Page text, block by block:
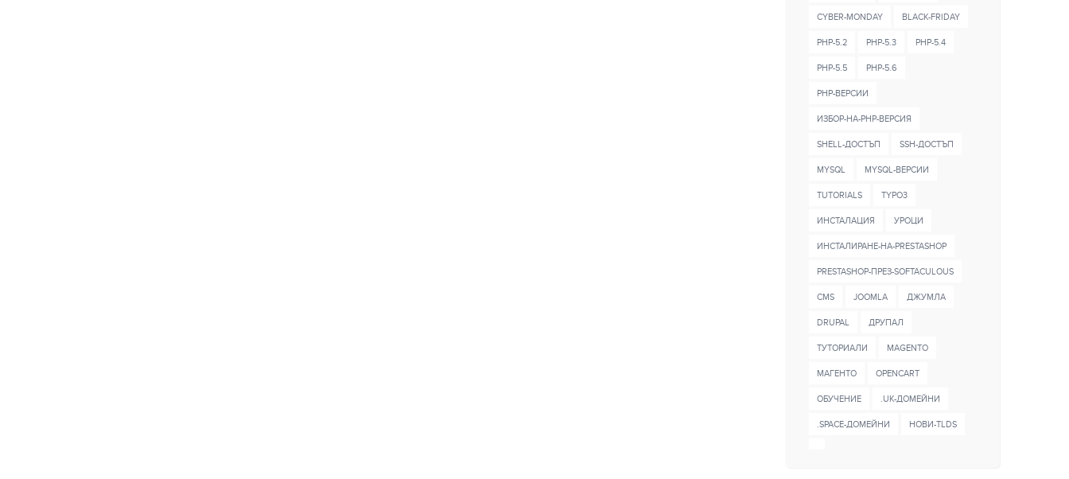
CYBER-MONDAY BLACK-FRIDAY
PHP-5.2 PHP-5.3 PHP-5.4
PHP-5.5 PHP-5.6
PHP-ВЕРСИИ
ИЗБОР-НА-PHP-ВЕРСИЯ
SHELL-ДОСТЪП SSH-ДОСТЪП
MYSQL MYSQL-ВЕРСИИ
TUTORIALS TYPO3
ИНСТАЛАЦИЯ УРОЦИ
ИНСТАЛИРАНЕ-НА-PRESTASHOP
PRESTASHOP-ПРЕЗ-SOFTACULOUS
CMS JOOMLA ДЖУМЛА
DRUPAL ДРУПАЛ
ТУТОРИАЛИ MAGENTO
МАГЕНТО OPENCART
ОБУЧЕНИЕ .UK-ДОМЕЙНИ
.SPACE-ДОМЕЙНИ НОВИ-TLDS